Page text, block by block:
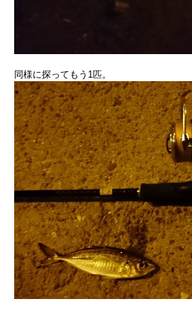
同様に探ってもう1匹。